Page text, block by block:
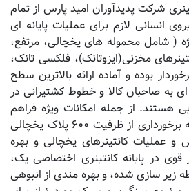
شرکت پدیدآوران امید پارس از تمام
انسانی لازم برای عملیات پایانه ای
( شامل محموله های یخچالی، مرتفع،
مخزنی(ایزوتانک)، فلکسی تانک،
بوده و آماده ارائه بالاترین سطح
به صاحبان کالا و خطوط کشتیرانی در
هستند. از جمله امکانات ویژه فراهم
برای مشتریان می توان به برخورداری از ظرفیت ۶۰۰ پلاک یخچالی
و عملیات کانتینرهای یخچالی و بهره
در پایانه کانتینری اختصاصی یک،
۱۰هکتارمحوطه زیر سازی شده، و بهره مندی از انبوهی